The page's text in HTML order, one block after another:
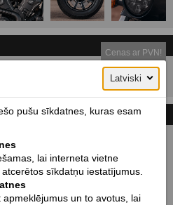
Cenas ar PVN!
/ platums):
mm:
Latviski
pušu sīkdatnes, kuras esam
lai interneta vietne
sīkdatņu iestatījumus.
un to avotus, lai